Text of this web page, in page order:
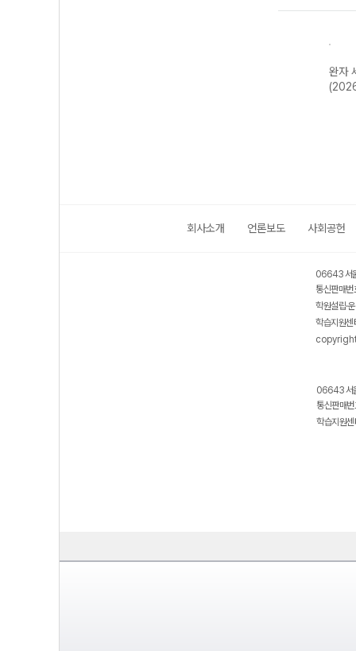
완자
회사소개 언론보도 사회공헌
06643 서
통신판매
학원설립·
학습지원
06643 서
통신판매
학습지원